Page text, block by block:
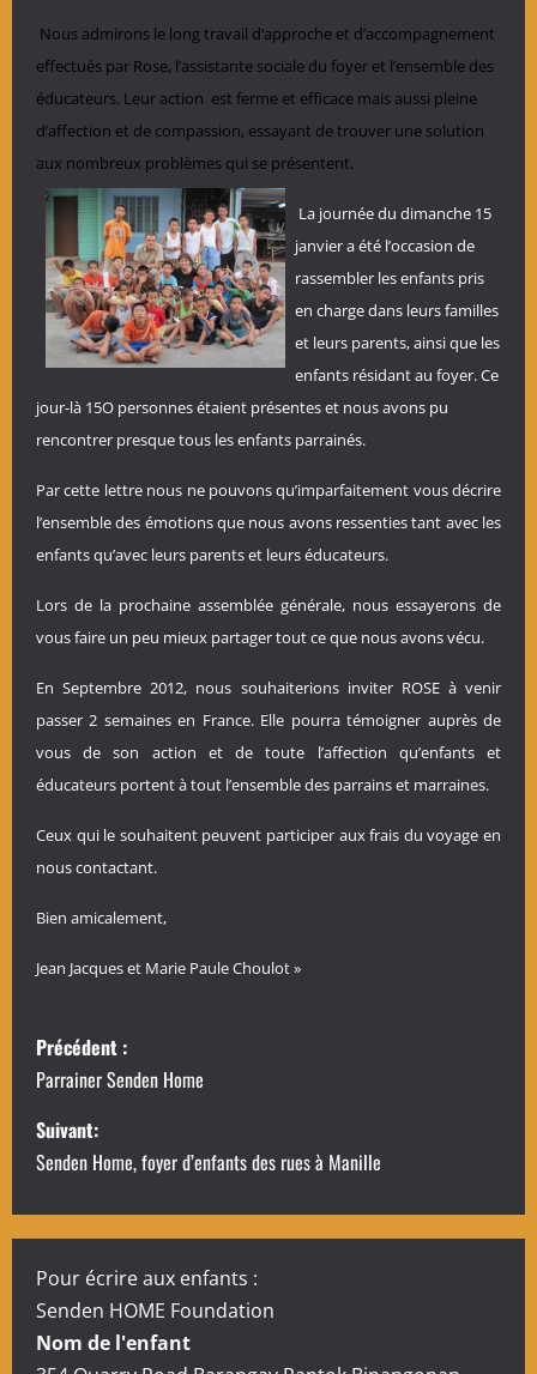
Nous admirons le long travail d’approche et d’accompagnement
effectués par Rose, l’assistante sociale du foyer et l’ensemble des
éducateurs. Leur action est ferme et efficace mais aussi pleine
d’affection et de compassion, essayant de trouver une solution
aux nombreux problèmes qui se présentent.
La journée du dimanche 15
janvier a été l’occasion de
rassembler les enfants pris
en charge dans leurs familles
et leurs parents, ainsi que les
enfants résidant au foyer. Ce
jour-là 15O personnes étaient présentes et nous avons pu
rencontrer presque tous les enfants parrainés.
Par cette lettre nous ne pouvons qu’imparfaitement vous décrire
l’ensemble des émotions que nous avons ressenties tant avec les
enfants qu’avec leurs parents et leurs éducateurs.
Lors de la prochaine assemblée générale, nous essayerons de
vous faire un peu mieux partager tout ce que nous avons vécu.
En Septembre 2012, nous souhaiterions inviter ROSE à venir
passer 2 semaines en France. Elle pourra témoigner auprès de
vous de son action et de toute l’affection qu’enfants et
éducateurs portent à tout l’ensemble des parrains et marraines.
Ceux qui le souhaitent peuvent participer aux frais du voyage en
nous contactant.
Bien amicalement,
Jean Jacques et Marie Paule Choulot »
N
a
v
i
g
a
t
Précédent :
Parrainer Senden Home
Suivant:
Senden Home, foyer d’enfants des rues à Manille
Pour écrire aux enfants :
Senden HOME Foundation
Nom de l'enfant